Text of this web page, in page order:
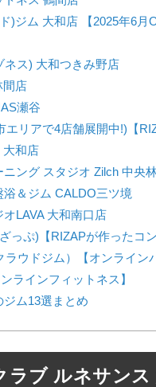
)ジム 大和店 【2025年6月
ネス) 大和つきみ野店
間店
瀬谷
エリアで4店舗展開中!)【
大和店
ング スタジオ Zilch 中央
＆ジム CALDO三ツ境
LAVA 大和南口店
っぷ)【RIZAPが作ったコン
ウドジム）【オンライン
ラインフィットネス】
ム13選まとめ
ラブ ルネサンス